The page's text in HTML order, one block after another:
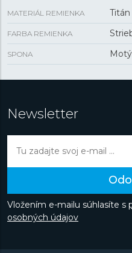
MATERIÁL REMIENKA Titán
FARBA REMIENKA
SPONA
Newsletter
Vložením e-mailu súhlasíte s
osobných údajov